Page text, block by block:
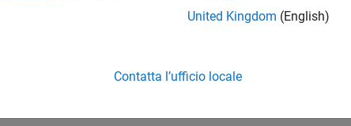
United Kingdom (English)
Contatta l’ufficio locale